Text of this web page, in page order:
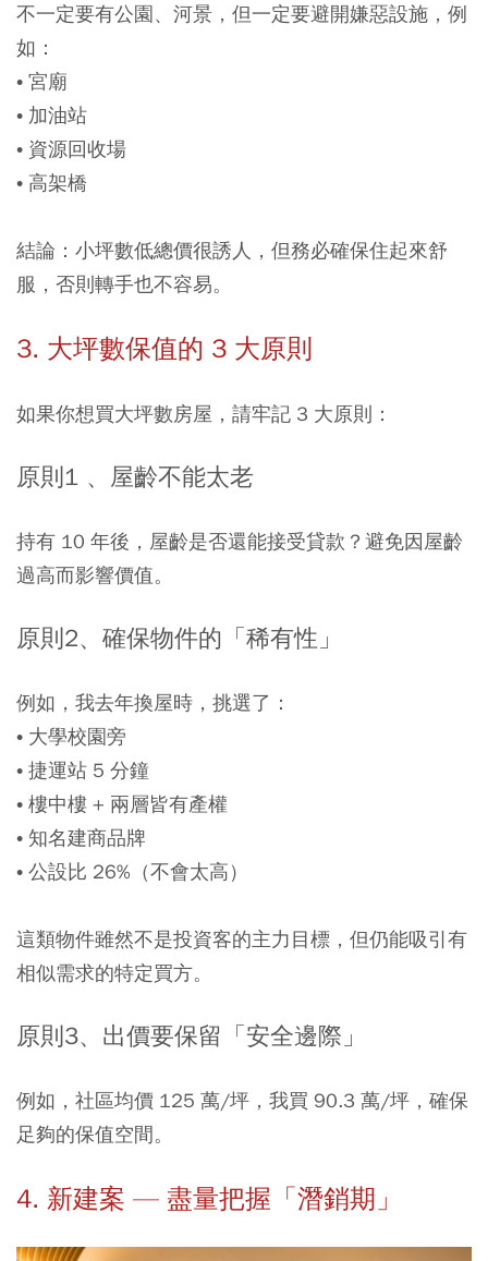
不一定要有公園、河景，但一定要避開嫌惡設施，例
如：
• 宮廟
• 加油站
• 資源回收場
• 高架橋
結論：小坪數低總價很誘人，但務必確保住起來舒
服，否則轉手也不容易。
3. 大坪數保值的 3 大原則
如果你想買大坪數房屋，請牢記 3 大原則：
原則1 、屋齡不能太老
持有 10 年後，屋齡是否還能接受貸款？避免因屋齡
過高而影響價值。
原則2、確保物件的「稀有性」
例如，我去年換屋時，挑選了：
• 大學校園旁
• 捷運站 5 分鐘
• 樓中樓 + 兩層皆有產權
• 知名建商品牌
• 公設比 26%（不會太高）
這類物件雖然不是投資客的主力目標，但仍能吸引有
相似需求的特定買方。
原則3、出價要保留「安全邊際」
例如，社區均價 125 萬/坪，我買 90.3 萬/坪，確保
足夠的保值空間。
4. 新建案 — 盡量把握「潛銷期」